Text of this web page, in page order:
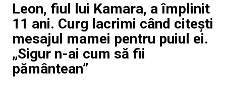
Leon, fiul lui Kamara, a împlinit
11 ani. Curg lacrimi când citești
mesajul mamei pentru puiul ei.
„Sigur n-ai cum să fii
pământean”